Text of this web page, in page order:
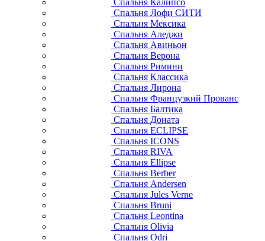
Спальня Лофи СИТИ
Спальня Мексика
Спальня Аледжи
Спальня Авиньон
Спальня Верона
Спальня Римини
Спальня Классика
Спальня Лирона
Спальня Французкий Прованс
Спальня Балтика
Спальня Доната
Спальня ECLIPSE
Спальня ICONS
Спальня RIVA
Спальня Ellipse
Спальня Berber
Спальня Andersen
Спальня Jules Verne
Спальня Bruni
Спальня Leontina
Спальня Olivia
Спальня Odri